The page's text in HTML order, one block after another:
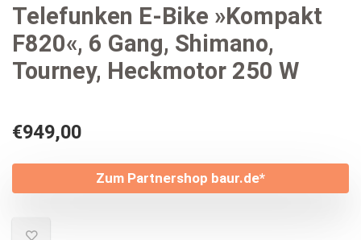
Telefunken E-Bike »Kompakt
F820«, 6 Gang, Shimano,
Tourney, Heckmotor 250 W
€949,00
Zum Partnershop baur.de*